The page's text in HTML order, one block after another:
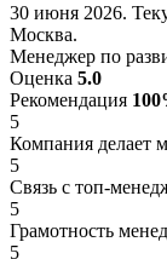
30 июня 2026.
Москва.
Менеджер по
Оценка 5.0
Рекомендация
5
Компания делает
5
Связь с топ-
5
Грамотность
5